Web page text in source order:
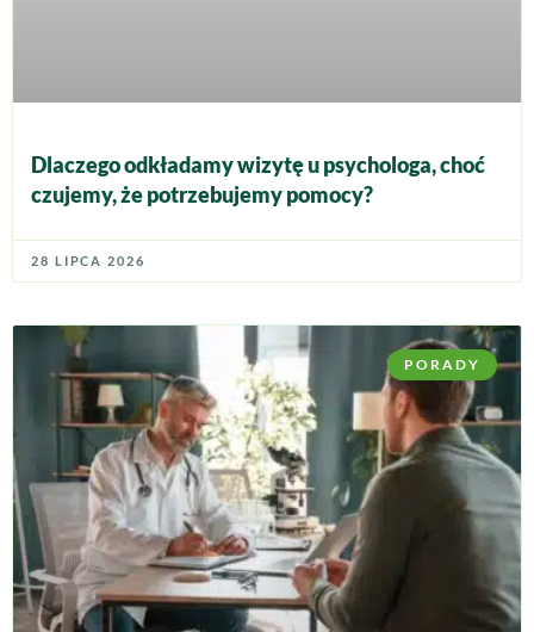
Dlaczego odkładamy wizytę u psychologa, choć
czujemy, że potrzebujemy pomocy?
28 LIPCA 2026
PORADY